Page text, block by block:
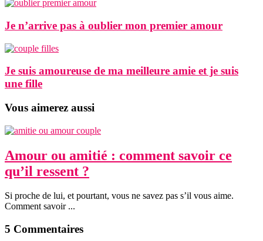
Je n’arrive pas à oublier mon premier amour
Je suis amoureuse de ma meilleure amie et je suis
une fille
Vous aimerez aussi
Amour ou amitié : comment savoir ce
qu’il ressent ?
Si proche de lui, et pourtant, vous ne savez pas s’il vous aime.
Comment savoir ...
5 Commentaires